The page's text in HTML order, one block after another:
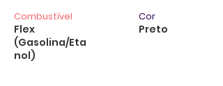
Combustível
Flex
(Gasolina/Eta
nol)
Cor
Preto